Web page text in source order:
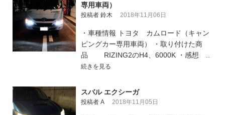
専用車両）
投稿者 鈴木 2018年11月06日
・車種情報 トヨタ カムロード（キャン
ピングカー専用車両） ・取り付けた商
品 RIZING2のH4、6000K ・感想 ..
続きを見る
スバル エクシーガ
投稿者 A 2018年11月05日